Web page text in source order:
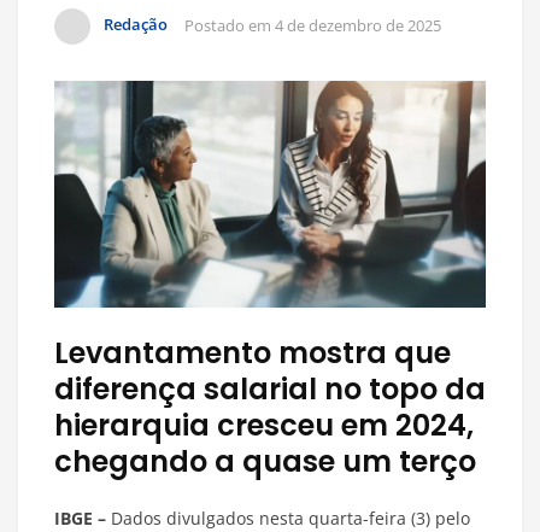
Redação Postado em 4 de dezembro de 2025
Levantamento mostra que
diferença salarial no topo da
hierarquia cresceu em 2024,
chegando a quase um terço
IBGE – Dados divulgados nesta quarta-feira (3) pelo